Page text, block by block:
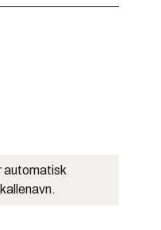
automatisk